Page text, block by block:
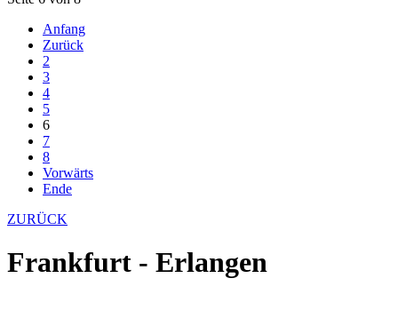
Anfang
Zurück
2
3
4
5
6
7
8
Vorwärts
Ende
ZURÜCK
Frankfurt - Erlangen